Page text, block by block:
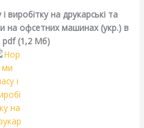
на друкарські та
на офсетних машинах (укр.) в
pdf (1,2 Мб)